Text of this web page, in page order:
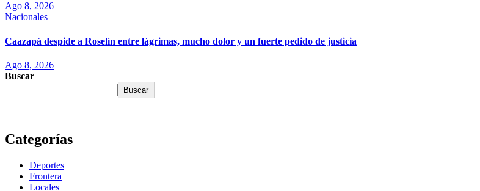
Ago 8, 2026
Nacionales
Caazapá despide a Roselín entre lágrimas, mucho dolor y un fuerte pedido de justicia
Ago 8, 2026
Buscar
Buscar
Categorías
Deportes
Frontera
Locales